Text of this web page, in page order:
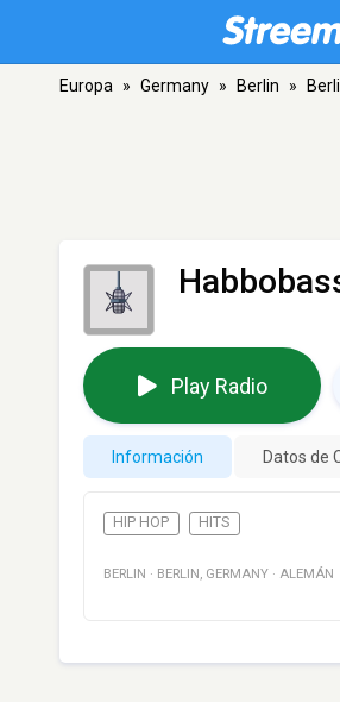
Europa » Germany » Berlin »
Play Radio
Información Datos de
HIP HOP HITS
BERLIN · BERLIN , GERMANY · ALEMÁN